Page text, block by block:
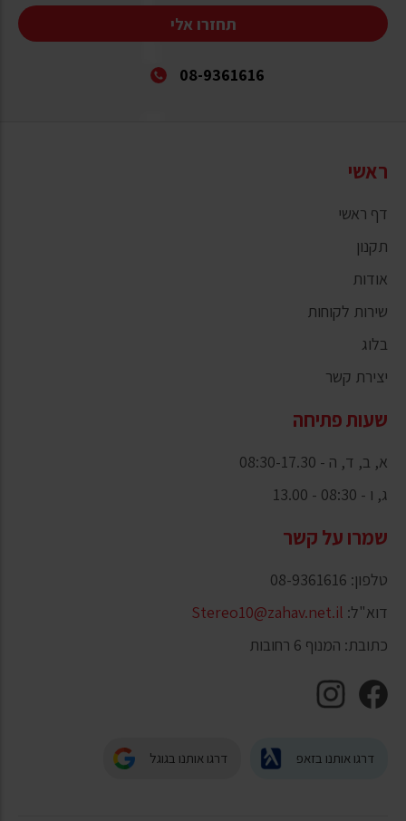
תחזרו אלי
08-9361616
ראשי
דף ראשי
תקנון
אודות
שירות לקוחות
בלוג
יצירת קשר
שעות פתיחה
א, ב, ד, ה - 08:30-17.30
ג, ו - 08:30 - 13.00
שמרו על קשר
טלפון: 08-9361616
דוא"ל: Stereo10@zahav.net.il
כתובת: המנוף 6 רחובות
דרגו אותנו בזאפ דרגו אותנו בגוגל